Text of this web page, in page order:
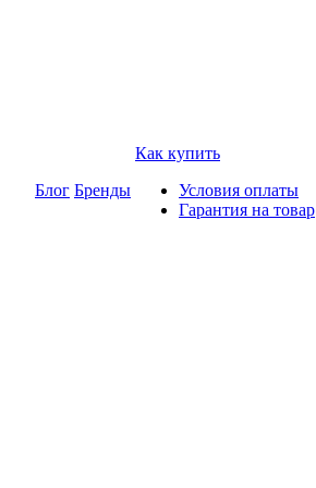
Блог Бренды
Как купить
Условия оплаты
Гарантия на товар